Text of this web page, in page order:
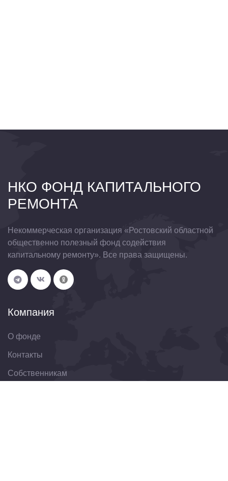
НКО ФОНД КАПИТАЛЬНОГО
РЕМОНТА
Некоммерческая организация «Ростовский областной
общественно полезный фонд содействия
капитальному ремонту». Все права защищены.
Компания
О фонде
Контакты
Собственникам